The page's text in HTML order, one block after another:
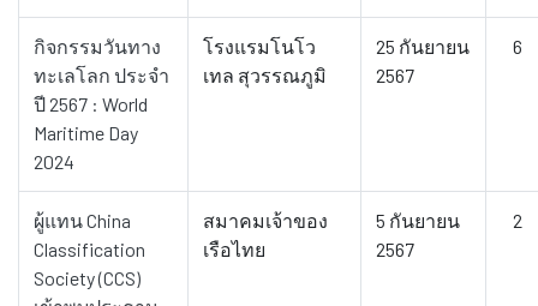
กิจกรรมวันทาง
ทะเลโลก ประจำ
ปี 2567 : World
Maritime Day
2024
โรงแรมโนโว
เทล สุวรรณภูมิ
25 กันยายน
2567
6
ผู้แทน China
Classification
Society (CCS)
สมาคมเจ้าของ
เรือไทย
5 กันยายน
2567
2